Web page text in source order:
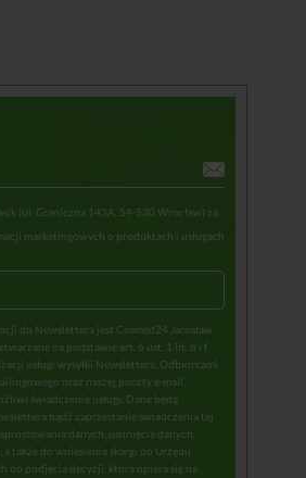
(ul. Graniczna 143A, 54-530 Wrocław) za
marketingowych o produktach i usługach
do Newslettera jest Cosmed24 Jarosław
na podstawie art. 6 ust. 1 lit. b i f
usługi wysyłki Newslettera. Odbiorcami
oraz naszej poczty e-mail.
świadczenie usługi. Dane będą
bądź zaprzestanie świadczenia tej
danych, usunięcia danych,
także do wniesienia skargi do Urzędu
do podjęcia decyzji, która opiera się na